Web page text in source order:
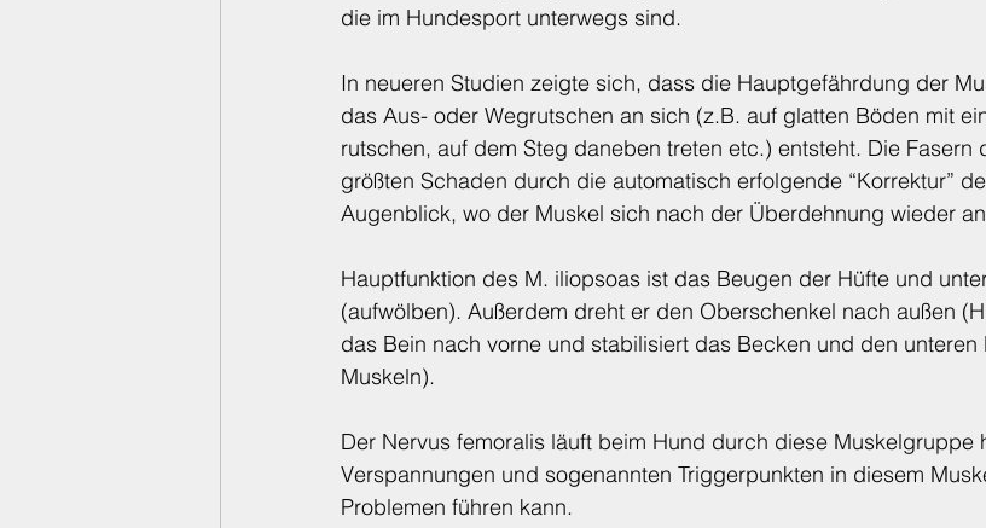
die im Hundesport unterwegs sind.
In neueren Studien zeigte sich, dass die Hauptgefährdung der
das Aus- oder Wegrutschen an sich (z.B. auf glatten Böden mit
rutschen, auf dem Steg daneben treten etc.) entsteht. Die Fasern
größten Schaden durch die automatisch erfolgende “Korrektur”
Augenblick, wo der Muskel sich nach der Überdehnung wieder
Hauptfunktion des M. iliopsoas ist das Beugen der Hüfte und
(aufwölben). Außerdem dreht er den Oberschenkel nach außen
das Bein nach vorne und stabilisiert das Becken und den
Muskeln).
Der Nervus femoralis läuft beim Hund durch diese Muskelgruppe
Verspannungen und sogenannten Triggerpunkten in diesem
Problemen führen kann.